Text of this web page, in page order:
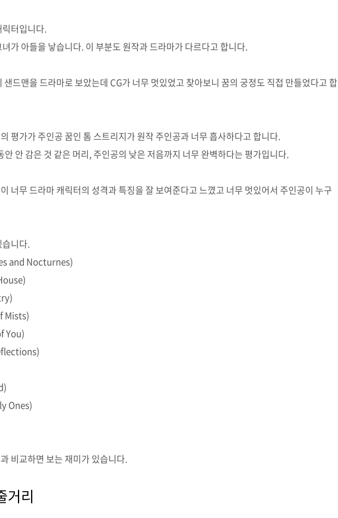
터입니다.
가 아들을 낳습니다. 이 부분도 원작과 드라마가 다르다고 합니다.
샌드맨을 드라마로 보았는데 CG가 너무 멋있었고 찾아보니 꿈의 궁정도 직접 만들었다고 합
평가가 주인공 꿈인 톰 스트리지가 원작 주인공과 너무 흡사하다고 합니다.
안 안 감은 것 같은 머리, 주인공의 낮은 저음까지 너무 완벽하다는 평가입니다.
너무 드라마 캐릭터의 성격과 특징을 잘 보여준다고 느꼈고 너무 멋있어서 주인공이 누구
니다.
and Nocturnes)
Mists)
You)
Ones)
비교하면 보는 재미가 있습니다.
거리